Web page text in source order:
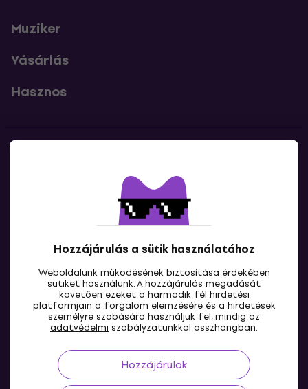
Hozzájárulás a sütik használatához
Weboldalunk működésének biztosítása érdekében
sütiket használunk. A hozzájárulás megadását
követően ezeket a harmadik fél hirdetési
platformjain a forgalom elemzésére és a hirdetések
személyre szabására használjuk fel, mindig az
adatvédelmi szabályzatunkkal összhangban.
Hozzájárulok
Muziker
Vásárlás
Hasznos
Lépj kapcsolatba velünk
HU